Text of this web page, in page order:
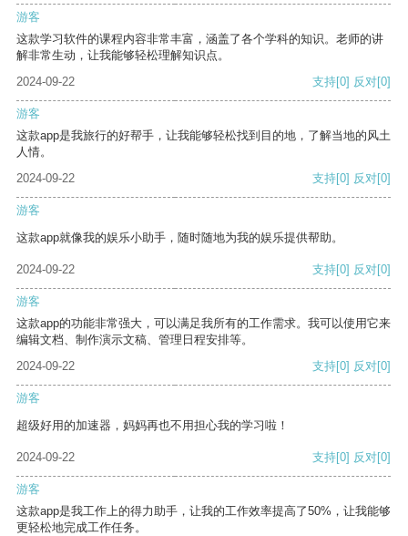
游客
这款学习软件的课程内容非常丰富，涵盖了各个学科的知识。老师的讲
解非常生动，让我能够轻松理解知识点。
2024-09-22
支持[0] 反对[0]
游客
这款app是我旅行的好帮手，让我能够轻松找到目的地，了解当地的风土
人情。
2024-09-22
支持[0] 反对[0]
游客
这款app就像我的娱乐小助手，随时随地为我的娱乐提供帮助。
2024-09-22 支持[0] 反对[0]
游客
这款app的功能非常强大，可以满足我所有的工作需求。我可以使用它来
编辑文档、制作演示文稿、管理日程安排等。
2024-09-22
支持[0] 反对[0]
游客
超级好用的加速器，妈妈再也不用担心我的学习啦！
2024-09-22 支持[0] 反对[0]
游客
这款app是我工作上的得力助手，让我的工作效率提高了50%，让我能够
更轻松地完成工作任务。